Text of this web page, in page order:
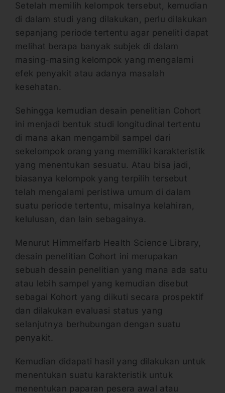
Setelah memilih kelompok tersebut, kemudian
di dalam studi yang dilakukan, perlu dilakukan
sepanjang periode tertentu agar peneliti dapat
melihat berapa banyak subjek di dalam
masing-masing kelompok yang mengalami
efek penyakit atau adanya masalah
kesehatan.
Sehingga kemudian desain penelitian Cohort
ini menjadi bentuk studi longitudinal tertentu
di mana akan mengambil sampel dari
sekelompok orang yang memiliki karakteristik
yang menentukan sesuatu. Atau bisa jadi,
biasanya kelompok yang terpilih tersebut
telah mengalami peristiwa umum di dalam
suatu periode tertentu, misalnya kelahiran,
kelulusan, dan lain sebagainya.
Menurut Himmelfarb Health Science Library,
desain penelitian Cohort ini merupakan
sebuah desain penelitian yang mana ada satu
atau lebih sampel yang kemudian disebut
sebagai Kohort yang diikuti secara prospektif
dan dilakukan evaluasi status yang
selanjutnya berhubungan dengan suatu
penyakit.
Kemudian didapati hasil yang dilakukan untuk
menentukan suatu karakteristik untuk
menentukan paparan pesera awal atau